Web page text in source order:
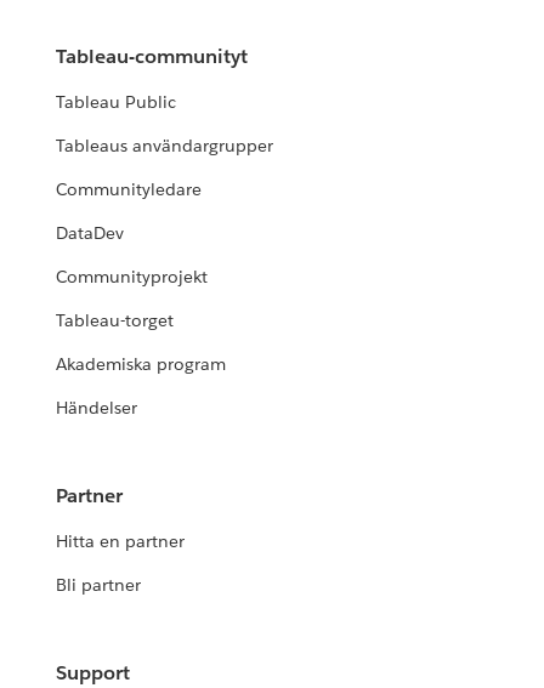
Tableau-communityt
Tableau Public
Tableaus användargrupper
Communityledare
DataDev
Communityprojekt
Tableau-torget
Akademiska program
Händelser
Partner
Hitta en partner
Bli partner
Support